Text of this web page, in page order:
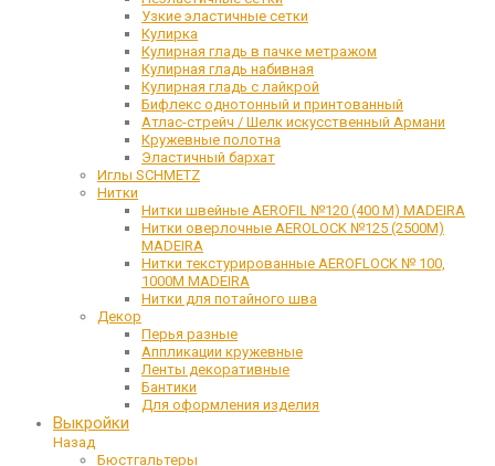
Узкие эластичные сетки
Кулирка
Кулирная гладь в пачке метражом
Кулирная гладь набивная
Кулирная гладь с лайкрой
Бифлекс однотонный и принтованный
Атлас-стрейч / Шелк искусственный Армани
Кружевные полотна
Эластичный бархат
Иглы SCHMETZ
Нитки
Нитки швейные AEROFIL №120 (400 М) MADEIRA
Нитки оверлочные AEROLOCK №125 (2500М)
MADEIRA
Нитки текстурированные AEROFLOCK № 100,
1000М MADEIRA
Нитки для потайного шва
Декор
Перья разные
Аппликации кружевные
Ленты декоративные
Бантики
Для оформления изделия
Выкройки
Назад
Бюстгальтеры